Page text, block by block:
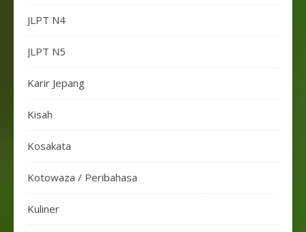
JLPT N4
JLPT N5
Karir Jepang
Kisah
Kosakata
Kotowaza / Peribahasa
Kuliner